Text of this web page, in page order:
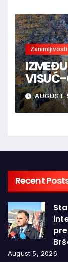
Zanimljivosti
VISUĆ-
Recent
August 5, 2026